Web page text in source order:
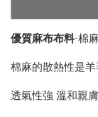
優質麻布布料-棉
棉麻的散熱性是
透氣性強 溫和親